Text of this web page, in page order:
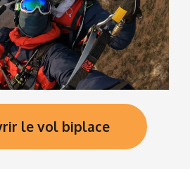
le vol biplace